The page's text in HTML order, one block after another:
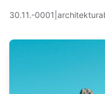
30.11.-0001 architektura